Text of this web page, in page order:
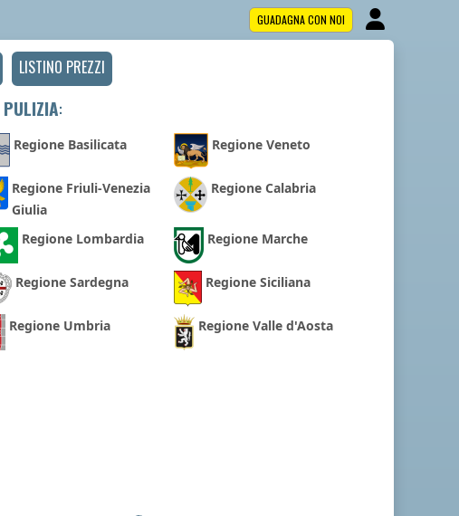
GUADAGNA CON NOI
LISTINO PREZZI
PULIZIA:
Regione Basilicata Regione Veneto
Regione Friuli-Venezia
Giulia
Regione Calabria
Regione Lombardia Regione Marche
Regione Sardegna Regione Siciliana
Regione Umbria Regione Valle d'Aosta